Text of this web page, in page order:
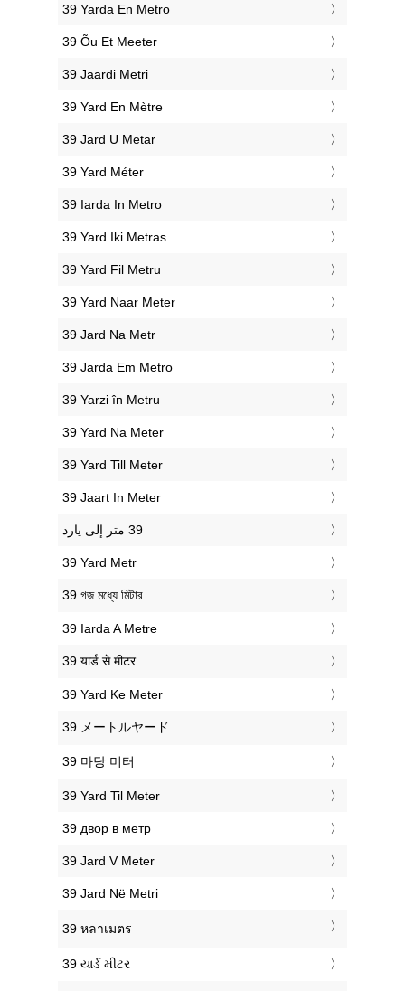
‎39 Yarda En Metro
‎39 Õu Et Meeter
‎39 Jaardi Metri
‎39 Yard En Mètre
‎39 Jard U Metar
‎39 Yard Méter
‎39 Iarda In Metro
‎39 Yard Iki Metras
‎39 Yard Fil Metru
‎39 Yard Naar Meter
‎39 Jard Na Metr
‎39 Jarda Em Metro
‎39 Yarzi în Metru
‎39 Yard Na Meter
‎39 Yard Till Meter
‎39 Jaart In Meter
‎39 Yard Metr
‎39 গজ মধ্যে মিটার
‎39 Iarda A Metre
‎39 यार्ड से मीटर
‎39 Yard Ke Meter
‎39 メートルヤード
‎39 마당 미터
‎39 Yard Til Meter
‎39 двор в метр
‎39 Jard V Meter
‎39 Jard Në Metri
‎39 หลาเมตร
‎39 યાર્ડ મીટર